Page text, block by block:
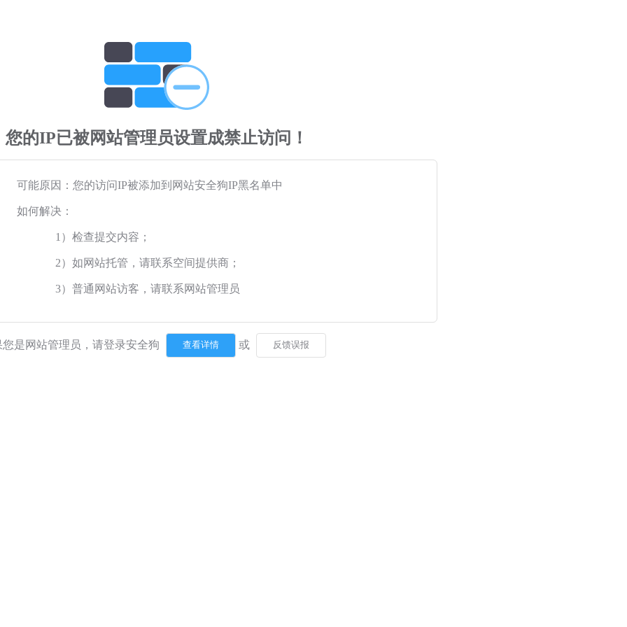
您的IP已被网站管理员设置成禁止访问！
可能原因：您的访问IP被添加到网站安全狗IP黑名单中
如何解决：
1）检查提交内容；
2）如网站托管，请联系空间提供商；
3）普通网站访客，请联系网站管理员
您是网站管理员，请登录安全狗 或